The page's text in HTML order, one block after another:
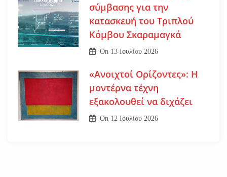
σύμβασης για την
κατασκευή του Τριπλού
Κόμβου Σκαραμαγκά
On 13 Ιουλίου 2026
«Ανοιχτοί Ορίζοντες»: Η
μοντέρνα τέχνη
εξακολουθεί να διχάζει
On 12 Ιουλίου 2026